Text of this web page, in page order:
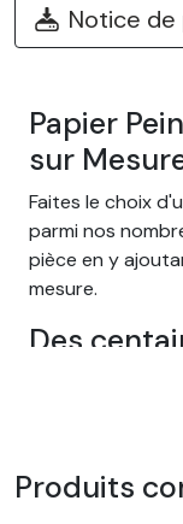
Notice de
Papier
sur
Faites le choix
parmi nos
pièce en y
mesure.
Des
Choisissez
nature,
d’autres ! Nous
Produits